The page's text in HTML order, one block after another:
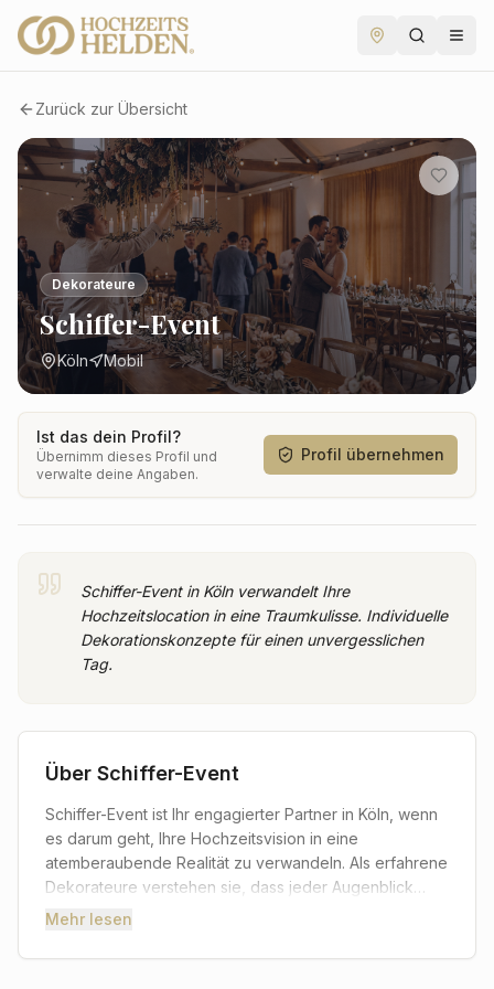
Zurück zur Übersicht
Dekorateure
Schiffer-Event
Köln Mobil
Ist das dein Profil?
Übernimm dieses Profil und
verwalte deine Angaben.
Profil übernehmen
Schiffer-Event in Köln verwandelt Ihre
Hochzeitslocation in eine Traumkulisse. Individuelle
Dekorationskonzepte für einen unvergesslichen
Tag.
Über Schiffer-Event
Schiffer-Event ist Ihr engagierter Partner in Köln, wenn
es darum geht, Ihre Hochzeitsvision in eine
atemberaubende Realität zu verwandeln. Als erfahrene
Dekorateure verstehen sie, dass jeder Augenblick
dieses besonderen Tages unvergesslich sein sollte.
kreieren sie für Sie ein Ambiente, das perfekt zu Ihrer
Mehr lesen